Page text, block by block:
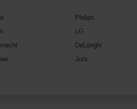
Philips
LG
DeLonghi
Jura